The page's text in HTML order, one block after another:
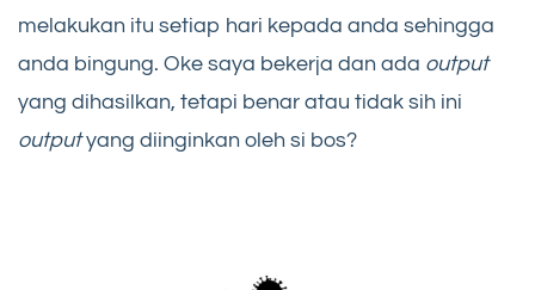
melakukan itu setiap hari kepada anda sehingga
anda bingung. Oke saya bekerja dan ada output
yang dihasilkan, tetapi benar atau tidak sih ini
outputyang diinginkan oleh si bos?